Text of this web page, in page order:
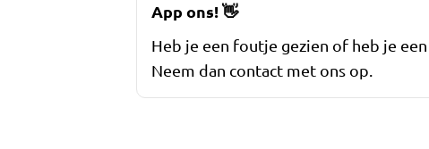
App ons!👋
Heb je een foutje gezien of heb je
Neem dan contact met ons op.